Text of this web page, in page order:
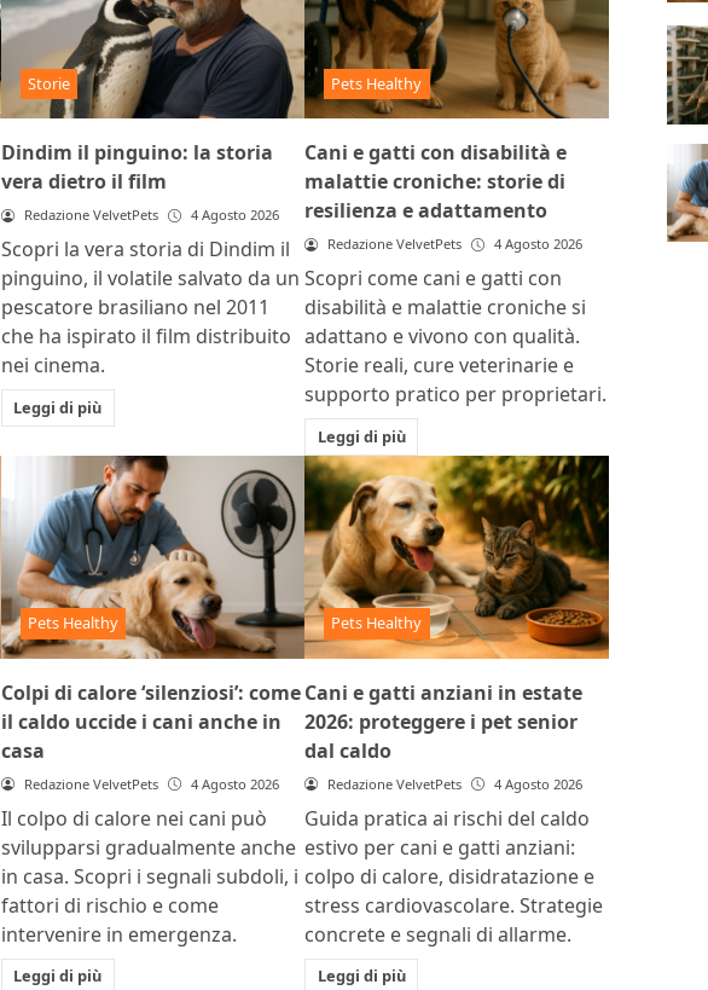
Storie
Dindim il pinguino: la storia
vera dietro il film
Redazione VelvetPets 4 Agosto 2026
Scopri la vera storia di Dindim il
pinguino, il volatile salvato da un
pescatore brasiliano nel 2011
che ha ispirato il film distribuito
nei cinema.
Leggi di più
Pets Healthy
Cani e gatti con disabilità e
malattie croniche: storie di
resilienza e adattamento
Redazione VelvetPets 4 Agosto 2026
Scopri come cani e gatti con
disabilità e malattie croniche si
adattano e vivono con qualità.
Storie reali, cure veterinarie e
supporto pratico per proprietari.
Leggi di più
Pets Healthy
Colpi di calore ‘silenziosi’: come
il caldo uccide i cani anche in
casa
Redazione VelvetPets 4 Agosto 2026
Il colpo di calore nei cani può
svilupparsi gradualmente anche
in casa. Scopri i segnali subdoli, i
fattori di rischio e come
intervenire in emergenza.
Leggi di più
Pets Healthy
Cani e gatti anziani in estate
2026: proteggere i pet senior
dal caldo
Redazione VelvetPets 4 Agosto 2026
Guida pratica ai rischi del caldo
estivo per cani e gatti anziani:
colpo di calore, disidratazione e
stress cardiovascolare. Strategie
concrete e segnali di allarme.
Leggi di più